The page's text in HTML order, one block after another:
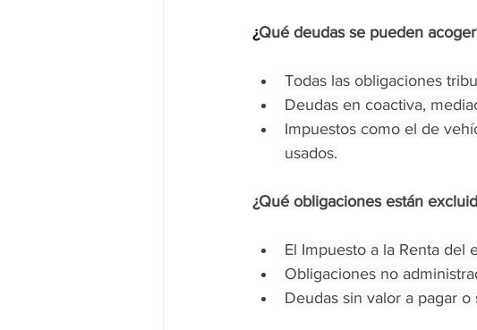
¿Qué deudas se pueden
Todas las obligaciones
Deudas en coactiva,
Impuestos como el de
usados.
¿Qué obligaciones están
El Impuesto a la Renta del
Obligaciones no
Deudas sin valor a pagar o